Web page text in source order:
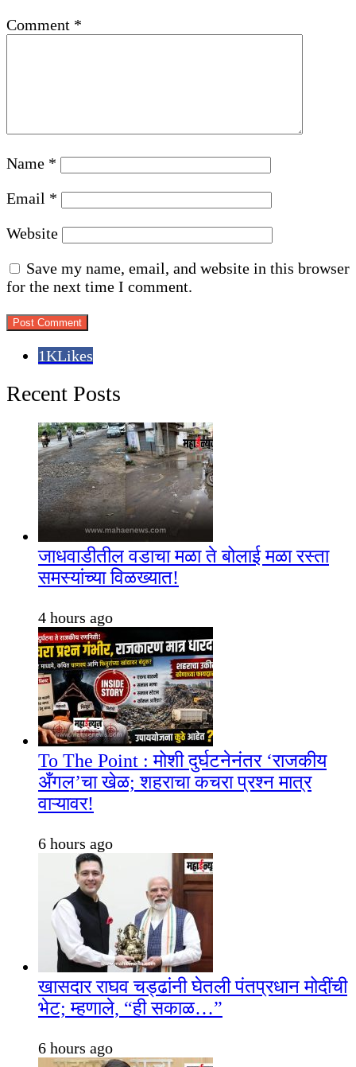
Comment *
Name *
Email *
Website
Save my name, email, and website in this browser
for the next time I comment.
1KLikes
Recent Posts
जाधवाडीतील वडाचा मळा ते बोलाई मळा रस्ता
समस्यांच्या विळख्यात!
4 hours ago
To The Point : मोशी दुर्घटनेनंतर ‘राजकीय
अँगल’चा खेळ; शहराचा कचरा प्रश्न मात्र
वाऱ्यावर!
6 hours ago
खासदार राघव चड्ढांनी घेतली पंतप्रधान मोदींची
भेट; म्हणाले, “ही सकाळ…”
6 hours ago